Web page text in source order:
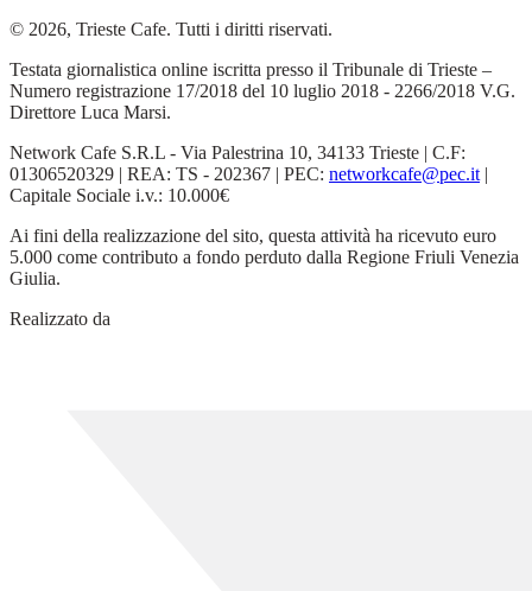
© 2026, Trieste Cafe. Tutti i diritti riservati.
Testata giornalistica online iscritta presso il Tribunale di Trieste –
Numero registrazione 17/2018 del 10 luglio 2018 - 2266/2018 V.G.
Direttore Luca Marsi.
Network Cafe S.R.L - Via Palestrina 10, 34133 Trieste | C.F:
01306520329 | REA: TS - 202367 | PEC: networkcafe@pec.it |
Capitale Sociale i.v.: 10.000€
Ai fini della realizzazione del sito, questa attività ha ricevuto euro
5.000 come contributo a fondo perduto dalla Regione Friuli Venezia
Giulia.
Realizzato da